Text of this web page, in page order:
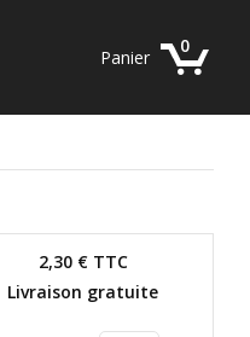
0
Panier
2,30 €TTC
Livraison gratuite